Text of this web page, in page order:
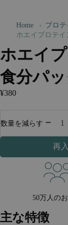
Home › プロテ
ホエイプロテイ
ホエイ
食分パ
¥380
数量を減らす
再
50万人の
主な特徴